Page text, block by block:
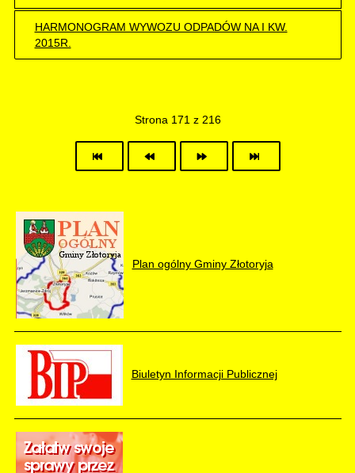
HARMONOGRAM WYWOZU ODPADÓW NA I KW.
2015R.
Strona 171 z 216
Plan ogólny Gminy Złotoryja
Biuletyn Informacji Publicznej